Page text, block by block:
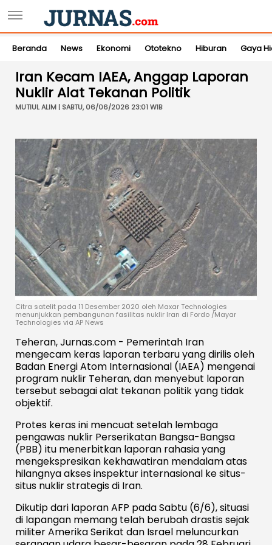
Beranda News Ekonomi Ototekno Hiburan Gaya
Iran Kecam IAEA, Anggap Laporan
Nuklir Alat Tekanan Politik
MUTIUL ALIM | SABTU, 06/06/2026 23:01 WIB
Citra satelit pada 11 Desember 2020 oleh Maxar Technologies
menunjukkan pembangunan fasilitas nuklir Iran di Fordo /Mayar
Technologies via AP News
Teheran, Jurnas.com - Pemerintah Iran
mengecam keras laporan terbaru yang dirilis oleh
Badan Energi Atom Internasional (IAEA) mengenai
program nuklir Teheran, dan menyebut laporan
tersebut sebagai alat tekanan politik yang tidak
objektif.
Protes keras ini mencuat setelah lembaga
pengawas nuklir Perserikatan Bangsa-Bangsa
(PBB) itu menerbitkan laporan rahasia yang
mengekspresikan kekhawatiran mendalam atas
hilangnya akses inspektur internasional ke situs-
situs nuklir strategis di Iran.
Dikutip dari laporan AFP pada Sabtu (6/6), situasi
di lapangan memang telah berubah drastis sejak
militer Amerika Serikat dan Israel meluncurkan